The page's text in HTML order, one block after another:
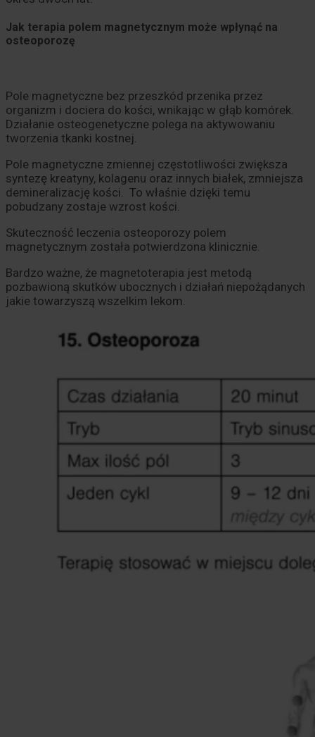
Jak terapia polem magnetycznym może wpłynąć na
osteoporozę
Pole magnetyczne bez przeszkód przenika przez
organizm i dociera do kości, wnikając w głąb komórek.
Działanie osteogenetyczne polega na aktywowaniu
tworzenia tkanki kostnej.
Pole magnetyczne zmiennej częstotliwości zwiększa
syntezę kreatyny, kolagenu oraz innych białek, zmniejsza
demineralizację kości. To właśnie dzięki temu
pobudzany zostaje wzrost kości.
Skuteczność leczenia osteoporozy polem
magnetycznym została potwierdzona klinicznie.
Bardzo ważne, że magnetoterapia jest metodą
pozbawioną skutków ubocznych i działań niepożądanych
jakie towarzyszą wszelkim lekom.